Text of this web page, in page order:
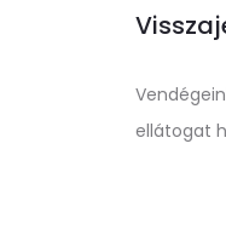
ellátogat